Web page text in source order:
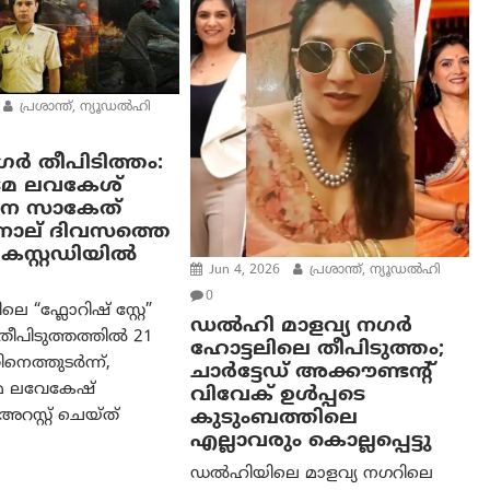
പ്രശാന്ത്, ന്യൂഡല്‍ഹി
തീപിടിത്തം:
ലവകേശ്
സാകേത്
ദിവസത്തെ
“ഫ്ലോറിഷ് സ്റ്റേ”
21
ലവേകേഷ്
ചെയ്ത്
Jun 4, 2026
പ്രശാന്ത്, ന്യൂഡല്‍ഹി
0
ഡല്‍ഹി മാളവ്യ നഗര്‍
ഹോട്ടലിലെ തീപിടുത്തം;
ചാര്‍ട്ടേഡ് അക്കൗണ്ടന്റ്
വിവേക് ഉള്‍പ്പടെ
കുടുംബത്തിലെ
എല്ലാവരും കൊല്ലപ്പെട്ടു
ഡൽഹിയിലെ മാളവ്യ നഗറിലെ